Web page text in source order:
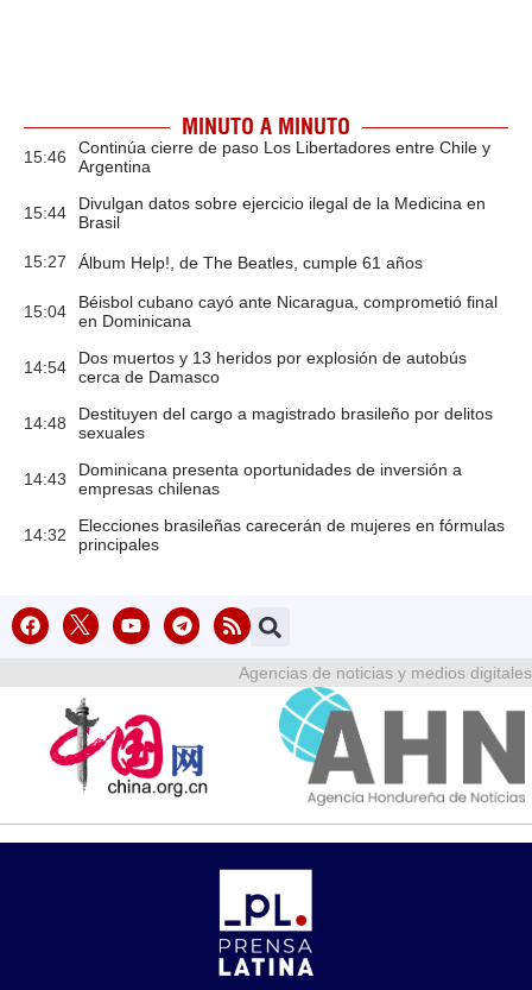
MINUTO A MINUTO
15:46
Continúa cierre de paso Los Libertadores entre Chile y
Argentina
15:44
Divulgan datos sobre ejercicio ilegal de la Medicina en
Brasil
15:27 Álbum Help!, de The Beatles, cumple 61 años
15:04
Béisbol cubano cayó ante Nicaragua, comprometió final
en Dominicana
14:54
Dos muertos y 13 heridos por explosión de autobús
cerca de Damasco
14:48
Destituyen del cargo a magistrado brasileño por delitos
sexuales
14:43
Dominicana presenta oportunidades de inversión a
empresas chilenas
14:32
Elecciones brasileñas carecerán de mujeres en fórmulas
principales
Agencias de noticias y medios digitales